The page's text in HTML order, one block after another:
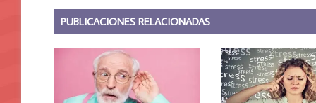
PUBLICACIONES RELACIONADAS